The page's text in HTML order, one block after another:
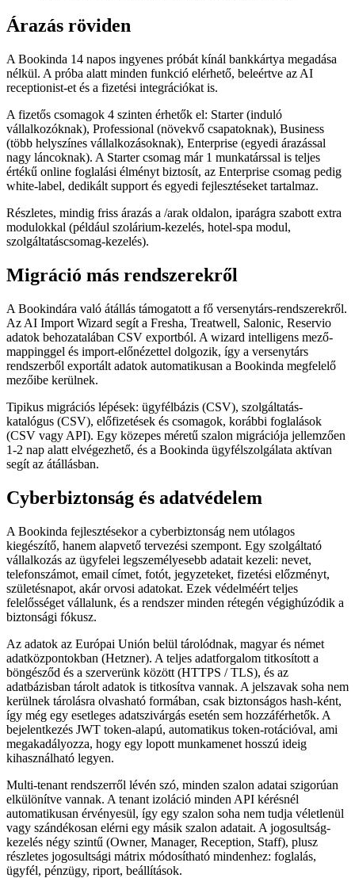
Árazás röviden
A Bookinda 14 napos ingyenes próbát kínál bankkártya megadása
nélkül. A próba alatt minden funkció elérhető, beleértve az AI
receptionist-et és a fizetési integrációkat is.
A fizetős csomagok 4 szinten érhetők el: Starter (induló
vállalkozóknak), Professional (növekvő csapatoknak), Business
(több helyszínes vállalkozásoknak), Enterprise (egyedi árazással
nagy láncoknak). A Starter csomag már 1 munkatárssal is teljes
értékű online foglalási élményt biztosít, az Enterprise csomag pedig
white-label, dedikált support és egyedi fejlesztéseket tartalmaz.
Részletes, mindig friss árazás a /arak oldalon, iparágra szabott extra
modulokkal (például szolárium-kezelés, hotel-spa modul,
szolgáltatáscsomag-kezelés).
Migráció más rendszerekről
A Bookindára való átállás támogatott a fő versenytárs-rendszerekről.
Az AI Import Wizard segít a Fresha, Treatwell, Salonic, Reservio
adatok behozatalában CSV exportból. A wizard intelligens mező-
mappinggel és import-előnézettel dolgozik, így a versenytárs
rendszerből exportált adatok automatikusan a Bookinda megfelelő
mezőibe kerülnek.
Tipikus migrációs lépések: ügyfélbázis (CSV), szolgáltatás-
katalógus (CSV), előfizetések és csomagok, korábbi foglalások
(CSV vagy API). Egy közepes méretű szalon migrációja jellemzően
1-2 nap alatt elvégezhető, és a Bookinda ügyfélszolgálata aktívan
segít az átállásban.
Cyberbiztonság és adatvédelem
A Bookinda fejlesztésekor a cyberbiztonság nem utólagos
kiegészítő, hanem alapvető tervezési szempont. Egy szolgáltató
vállalkozás az ügyfelei legszemélyesebb adatait kezeli: nevet,
telefonszámot, email címet, fotót, jegyzeteket, fizetési előzményt,
születésnapot, akár orvosi adatokat. Ezek védelméért teljes
felelősséget vállalunk, és a rendszer minden rétegén végighúzódik a
biztonsági fókusz.
Az adatok az Európai Unión belül tárolódnak, magyar és német
adatközpontokban (Hetzner). A teljes adatforgalom titkosított a
böngésződ és a szerverünk között (HTTPS / TLS), és az
adatbázisban tárolt adatok is titkosítva vannak. A jelszavak soha nem
kerülnek tárolásra olvasható formában, csak biztonságos hash-ként,
így még egy esetleges adatszivárgás esetén sem hozzáférhetők. A
bejelentkezés JWT token-alapú, automatikus token-rotációval, ami
megakadályozza, hogy egy lopott munkamenet hosszú ideig
kihasználható legyen.
Multi-tenant rendszerről lévén szó, minden szalon adatai szigorúan
elkülönítve vannak. A tenant izoláció minden API kérésnél
automatikusan érvényesül, így egy szalon soha nem tudja véletlenül
vagy szándékosan elérni egy másik szalon adatait. A jogosultság-
kezelés négy szintű (Owner, Manager, Reception, Staff), plusz
részletes jogosultsági mátrix módosítható mindenhez: foglalás,
ügyfél, pénzügy, riport, beállítások.